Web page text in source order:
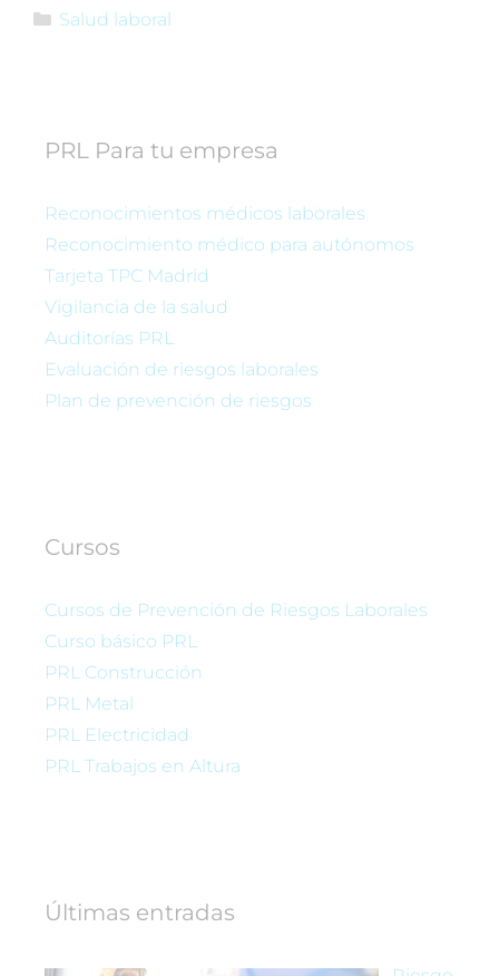
Salud laboral
PRL Para tu empresa
Reconocimientos médicos laborales
Reconocimiento médico para autónomos
Tarjeta TPC Madrid
Vigilancia de la salud
Auditorías PRL
Evaluación de riesgos laborales
Plan de prevención de riesgos
Cursos
Cursos de Prevención de Riesgos Laborales
Curso básico PRL
PRL Construcción
PRL Metal
PRL Electricidad
PRL Trabajos en Altura
Últimas entradas